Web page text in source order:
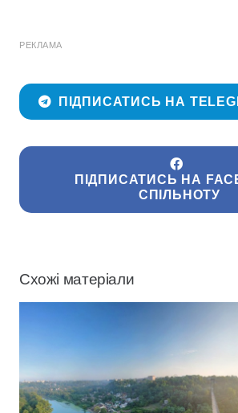
РЕКЛАМА
ПІДПИСАТИСЬ НА
ПІДПИСАТИСЬ НА
СПІЛЬНОТУ
Схожі матеріали